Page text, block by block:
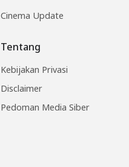
Cinema Update
Tentang
Kebijakan Privasi
Disclaimer
Pedoman Media Siber